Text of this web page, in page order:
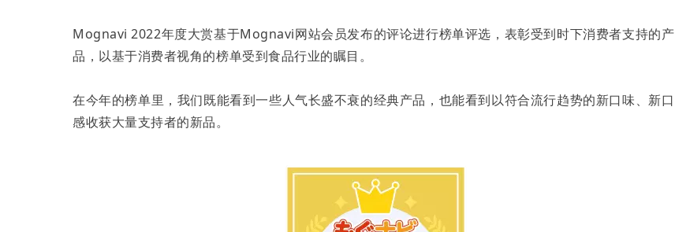
Mognavi 2022年度大赏基于Mognavi网站会员发布的评论进行榜单评选，表彰受到时下消费者支持的产
品，以基于消费者视角的榜单受到食品行业的瞩目。
在今年的榜单里，我们既能看到一些人气长盛不衰的经典产品，也能看到以符合流行趋势的新口味、新口
感收获大量支持者的新品。